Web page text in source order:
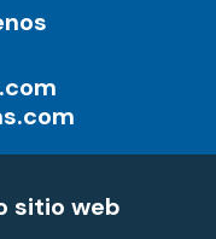
sitio web